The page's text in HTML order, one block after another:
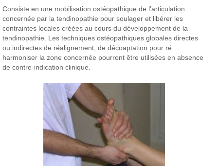
Consiste en une mobilisation ostéopathique de l’articulation
concernée par la tendinopathie pour soulager et libérer les
contraintes locales créées au cours du développement de la
tendinopathie. Les techniques ostéopathiques globales directes
ou indirectes de réalignement, de décoaptation pour ré
harmoniser la zone concernée pourront être utilisées en absence
de contre-indication clinique.